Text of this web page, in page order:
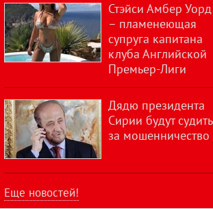
Стэйси Амбер Уорд
– пламенеющая
супруга капитана
клуба Английской
Премьер-Лиги
Дядю президента
Сирии будут судить
за мошенничество
Еще новостей!